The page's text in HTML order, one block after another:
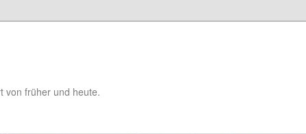
von früher und heute.